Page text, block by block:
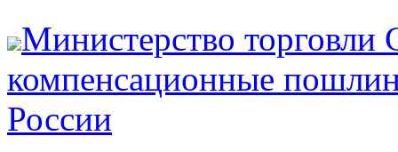
Министерство
компенсационные
России